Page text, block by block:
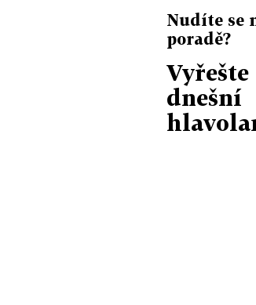
Nudíte se
poradě?
Vyřešte
dnešní